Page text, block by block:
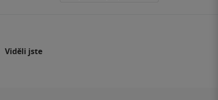
Viděli jste